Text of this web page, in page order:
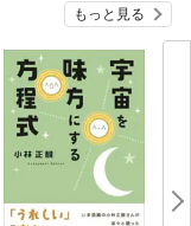
もっと見る